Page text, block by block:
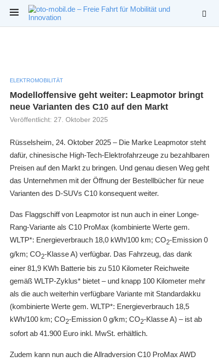
ELEKTROMOBILITÄT
Modelloffensive geht weiter: Leapmotor bringt
neue Varianten des C10 auf den Markt
Veröffentlicht: 27. Oktober 2025
Rüsselsheim, 24. Oktober 2025 – Die Marke Leapmotor steht
dafür, chinesische High-Tech-Elektrofahrzeuge zu bezahlbaren
Preisen auf den Markt zu bringen. Und genau diesen Weg geht
das Unternehmen mit der Öffnung der Bestellbücher für neue
Varianten des D-SUVs C10 konsequent weiter.
Das Flaggschiff von Leapmotor ist nun auch in einer Longe-
Rang-Variante als C10 ProMax (kombinierte Werte gem.
WLTP*: Energieverbrauch 18,0 kWh/100 km; CO2-Emission 0
g/km; CO2-Klasse A) verfügbar. Das Fahrzeug, das dank
einer 81,9 KWh Batterie bis zu 510 Kilometer Reichweite
gemäß WLTP-Zyklus* bietet – und knapp 100 Kilometer mehr
als die auch weiterhin verfügbare Variante mit Standardakku
(kombinierte Werte gem. WLTP*: Energieverbrauch 18,5
kWh/100 km; CO2-Emission 0 g/km; CO2-Klasse A) – ist ab
sofort ab 41.900 Euro inkl. MwSt. erhältlich.
Zudem kann nun auch die Allradversion C10 ProMax AWD